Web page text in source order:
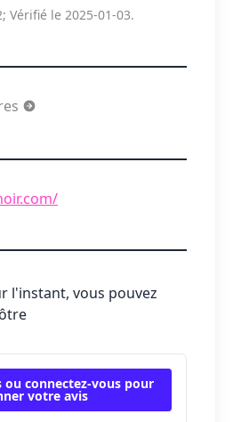
Vérifié le 2025-01-03.
l'instant, vous pouvez
ou connectez-vous pour
votre avis